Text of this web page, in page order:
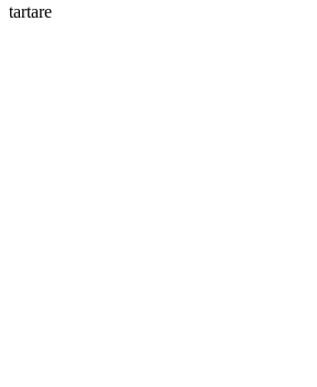
tartare